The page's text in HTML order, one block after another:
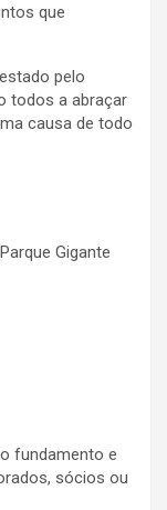
que
pelo
todos a abraçar
causa de todo
Gigante
fundamento e
sócios ou